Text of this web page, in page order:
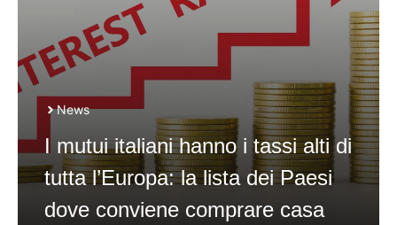
News
I mutui italiani hanno i tassi alti di
tutta l’Europa: la lista dei Paesi
dove conviene comprare casa